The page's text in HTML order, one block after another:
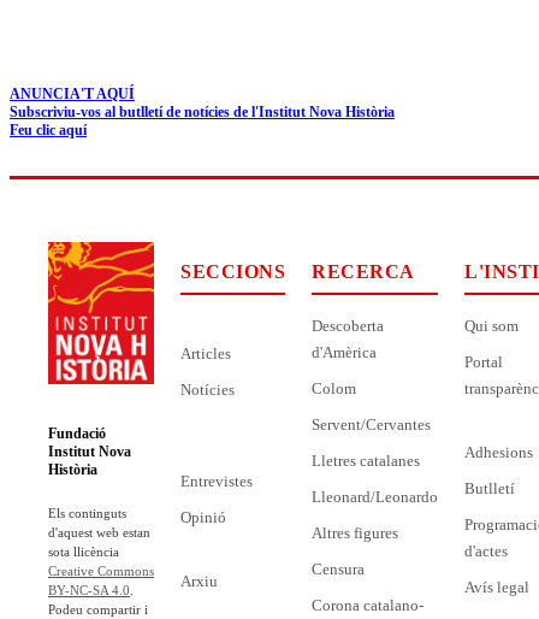
ANUNCIA'T AQUÍ
Subscriviu-vos al butlletí de notícies de l'Institut Nova Història
Feu clic aquí
Fundació
Institut Nova
Història
Els continguts
d'aquest web estan
sota llicència
Creative Commons
BY-NC-SA 4.0
Podeu compartir i
SECCIONS
Articles
Notícies
Entrevistes
Opinió
Arxiu
RECERCA
Descoberta
d'Amèrica
Colom
Servent/Cervantes
Lletres catalanes
Lleonard/Leonardo
Altres figures
Censura
Corona catalano-
Qui som
Portal
Adhesions
Butlletí
d'actes
Avís legal